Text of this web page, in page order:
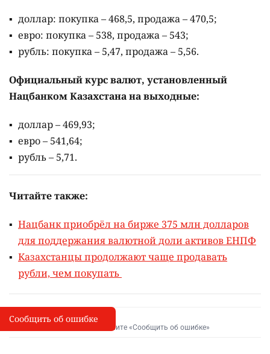
доллар: покупка – 468,5, продажа – 470,5;
евро: покупка – 538, продажа – 543;
рубль: покупка – 5,47, продажа – 5,56.
Официальный курс валют, установленный
Нацбанком Казахстана на выходные:
доллар – 469,93;
евро – 541,64;
рубль – 5,71.
Читайте также:
Нацбанк приобрёл на бирже 375 млн долларов
для поддержания валютной доли активов ЕНПФ
Казахстанцы продолжают чаще продавать
рубли, чем покупать
I
Сообщить об опечатке
Выделите фрагмент и нажмите «Сообщить об ошибке»
Сообщить об ошибке